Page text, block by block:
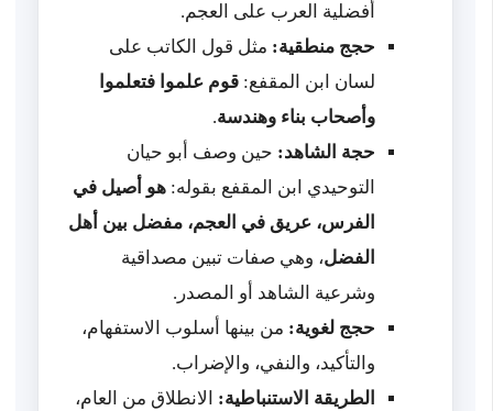
أفضلية العرب على العجم.
حجج منطقية: مثل قول الكاتب على
لسان ابن المقفع:قوم علموا فتعلموا
وأصحاب بناء وهندسة.
حجة الشاهد: حين وصف أبو حيان
التوحيدي ابن المقفع بقوله:هو أصيل في
الفرس، عريق في العجم، مفضل بين أهل
الفضل، وهي صفات تبين مصداقية
وشرعية الشاهد أو المصدر.
حجج لغوية: من بينها أسلوب الاستفهام،
والتأكيد، والنفي، والإضراب.
الطريقة الاستنباطية: الانطلاق من العام،